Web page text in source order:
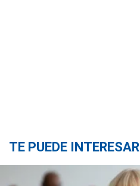
TE PUEDE INTERESAR